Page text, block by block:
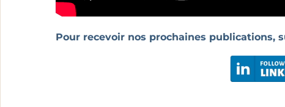
Pour recevoir nos prochaines publications,